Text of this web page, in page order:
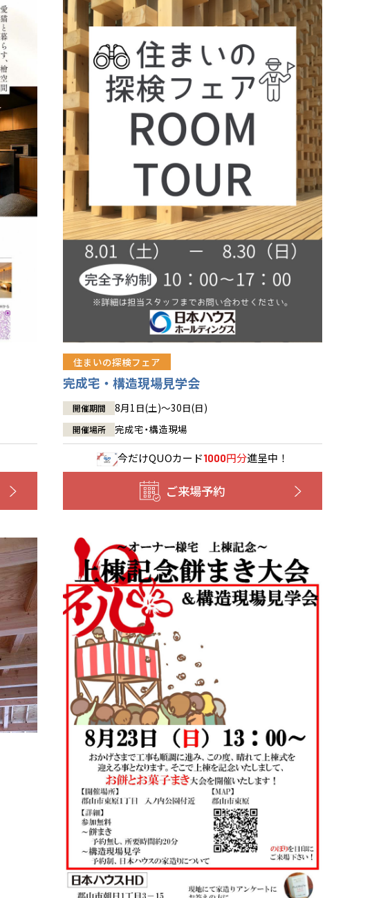
住まいの探検フェア
完成宅・構造現場見学会
開催期間 8月1日(土)～30日(日)
開催場所 完成宅・構造現場
今だけQUOカード1000円分進呈中！
ご来場予約